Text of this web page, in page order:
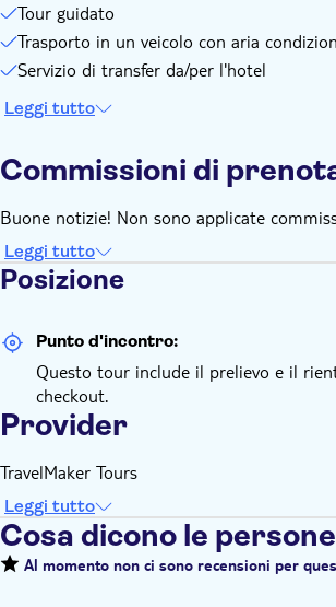
Tour guidato
Trasporto in un veicolo con aria
Servizio di transfer da/per l'hotel
Leggi tutto
Commissioni di
Buone notizie! Non sono applicate
Leggi tutto
Posizione
Punto d'incontro:
Questo tour include il prelievo e il
checkout.
Provider
TravelMaker Tours
Leggi tutto
Cosa dicono le
Al momento non ci sono recensioni per